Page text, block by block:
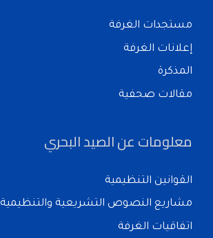
مستجدات الغرفة
إعلانات الغرفة
المذكرة
مقالات صحفية
معلومات عن الصيد البحري
القوانين التنظيمية
مشاريع النصوص التشريعية والتنظيمية
اتفاقيات الغرفة